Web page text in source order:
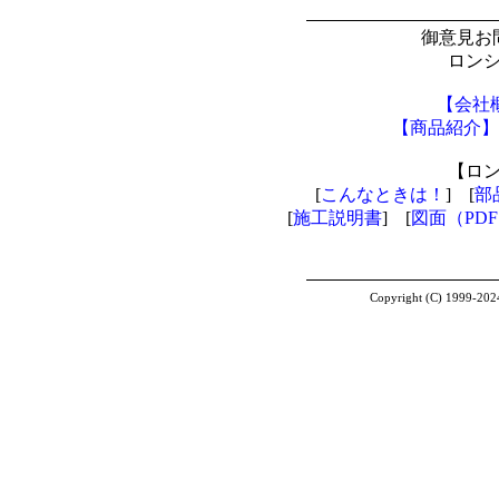
御意見お
ロン
【会社
【商品紹介】
【ロ
[こんなときは！ ] [部
[施工説明書] [図面（
Copyright (C) 1999-